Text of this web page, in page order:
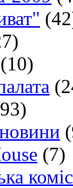
(10)
(7)